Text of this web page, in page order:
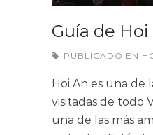
Guía de Hoi
PUBLICADO EN
Hoi An es una de
visitadas de todo
una de las más